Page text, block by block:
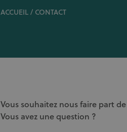
ACCUEIL / CONTACT
Vous souhaitez nous faire part
Vous avez une question ?